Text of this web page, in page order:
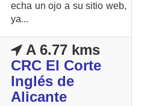
echa un ojo a su sitio web,
ya...
A 6.77 kms
CRC El Corte
Inglés de
Alicante